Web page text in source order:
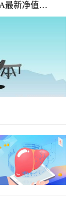
最新净值